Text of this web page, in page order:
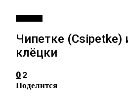
Чипетке (Csipetke)
клёцки
0 2
Поделится